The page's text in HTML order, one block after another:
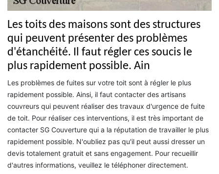
Les toits des maisons sont des structures
qui peuvent présenter des problèmes
d'étanchéité. Il faut régler ces soucis le
plus rapidement possible. Ain
Les problèmes de fuites sur votre toit sont à régler le plus
rapidement possible. Ainsi, il faut contacter des artisans
couvreurs qui peuvent réaliser des travaux d'urgence de fuite
de toit. Pour réaliser ces interventions, il est très important de
contacter SG Couverture qui a la réputation de travailler le plus
rapidement possible. N'oubliez pas qu'il peut aussi dresser un
devis totalement gratuit et sans engagement. Pour recueillir
d'autres informations, veuillez le téléphoner directement.